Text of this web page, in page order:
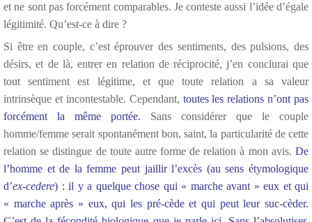
et ne sont pas forcément comparables. Je conteste aussi l’idée d’égale
légitimité. Qu’est-ce à dire ?
Si être en couple, c’est éprouver des sentiments, des pulsions, des
désirs, et de là, entrer en relation de réciprocité, j’en conclurai que
tout sentiment est légitime, et que toute relation a sa valeur
intrinsèque et incontestable. Cependant, toutes les relations n’ont pas
forcément la même portée. Sans considérer que le couple
homme/femme serait spontanément bon, saint, la particularité de cette
relation se distingue de toute autre forme de relation à mon avis. De
l’homme et de la femme peut jaillir l’excès (au sens étymologique
d’ex-cedere) : il y a quelque chose qui « marche avant » eux et qui
« marche après » eux, qui les pré-cède et qui peut leur suc-cèder.